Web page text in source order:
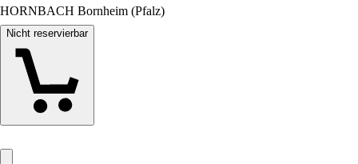
HORNBACH Bornheim (Pfalz)
Nicht reservierbar